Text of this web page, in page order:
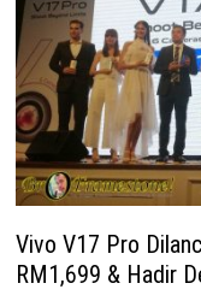
Vivo V17 Pro
RM1,699 & Hadir